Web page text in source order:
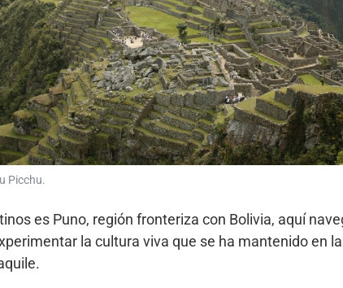
Picchu.
es Puno, región fronteriza con Bolivia, aquí
la cultura viva que se ha mantenido en